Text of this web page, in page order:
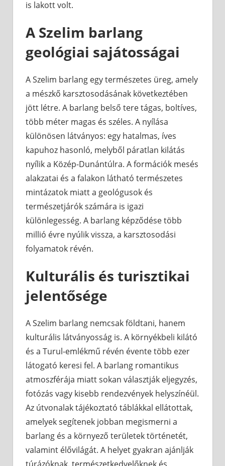
is lakott volt.
A Szelim barlang
geológiai sajátosságai
A Szelim barlang egy természetes üreg, amely
a mészkő karsztosodásának következtében
jött létre. A barlang belső tere tágas, boltíves,
több méter magas és széles. A nyílása
különösen látványos: egy hatalmas, íves
kapuhoz hasonló, melyből páratlan kilátás
nyílik a Közép-Dunántúlra. A formációk mesés
alakzatai és a falakon látható természetes
mintázatok miatt a geológusok és
természetjárók számára is igazi
különlegesség. A barlang képződése több
millió évre nyúlik vissza, a karsztosodási
folyamatok révén.
Kulturális és turisztikai
jelentősége
A Szelim barlang nemcsak földtani, hanem
kulturális látványosság is. A környékbeli kilátó
és a Turul-emlékmű révén évente több ezer
látogató keresi fel. A barlang romantikus
atmoszférája miatt sokan választják eljegyzés,
fotózás vagy kisebb rendezvények helyszínéül.
Az útvonalak tájékoztató táblákkal ellátottak,
amelyek segítenek jobban megismerni a
barlang és a környező területek történetét,
valamint élővilágát. A helyet gyakran ajánlják